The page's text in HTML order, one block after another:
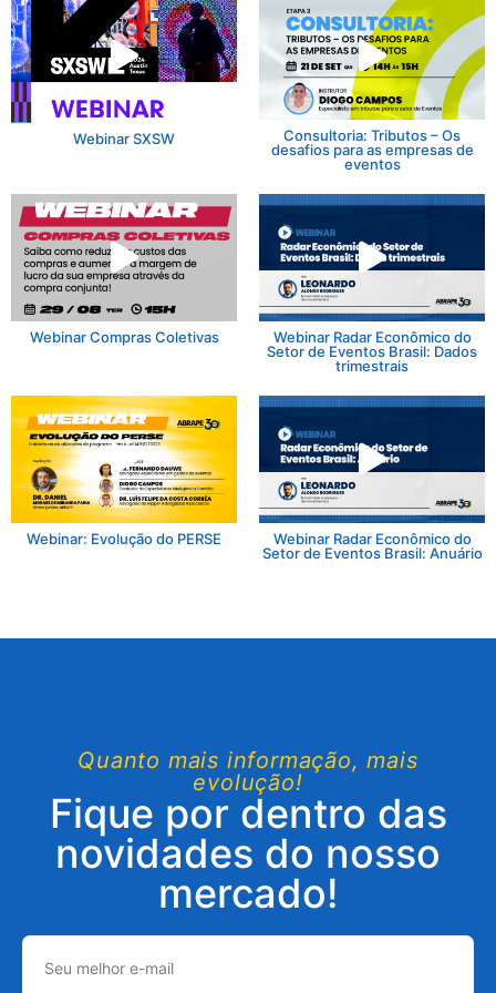
Webinar SXSW
Consultoria: Tributos – Os
desafios para as empresas de
eventos
Webinar Compras Coletivas
Webinar Radar Econômico do
Setor de Eventos Brasil: Dados
trimestrais
Webinar: Evolução do PERSE
Webinar Radar Econômico do
Setor de Eventos Brasil: Anuário
Quanto mais informação, mais
evolução!
Fique por dentro das
novidades do nosso
mercado!